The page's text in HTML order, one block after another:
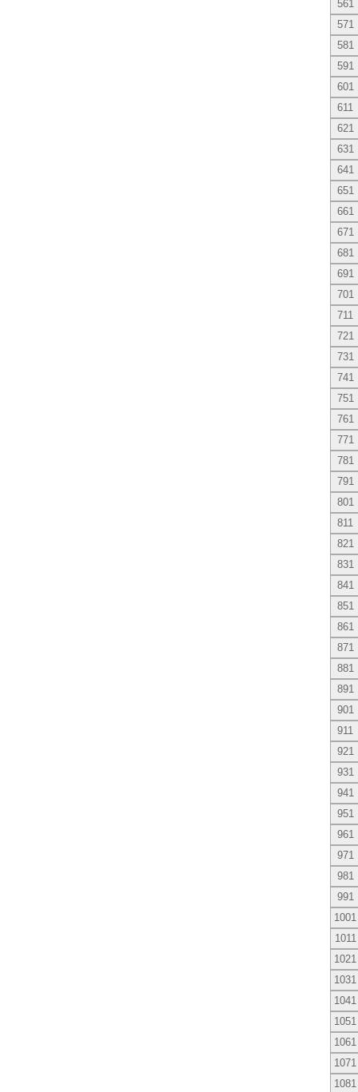
561
571
581
591
601
611
621
631
641
651
661
671
681
691
701
711
721
731
741
751
761
771
781
791
801
811
821
831
841
851
861
871
881
891
901
911
921
931
941
951
961
971
981
991
1001
1011
1021
1031
1041
1051
1061
1071
1081